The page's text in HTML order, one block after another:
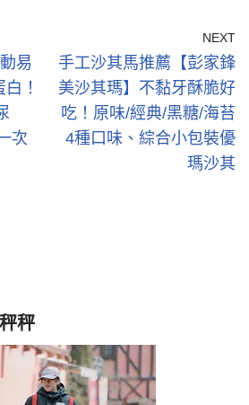
易
！
次
NEXT
手工沙其馬推薦【彭家鋒
美沙其瑪】不黏牙酥脆好
吃！原味/經典/黑糖/海苔
4種口味、綜合小包裝優
瑪沙其
秤